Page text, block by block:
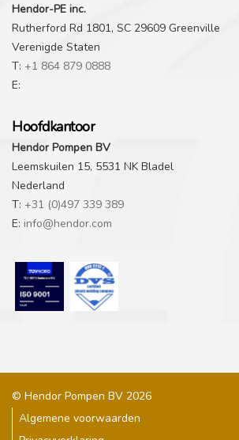
Hendor-PE inc.
Rutherford Rd 1801, SC 29609 Greenville
Verenigde Staten
T: +1 864 879 0888
E:
Hoofdkantoor
Hendor Pompen BV
Leemskuilen 15, 5531 NK Bladel
Nederland
T: +31 (0)497 339 389
E: info@hendor.com
© Hendor Pompen BV 2026
Algemene voorwaarden